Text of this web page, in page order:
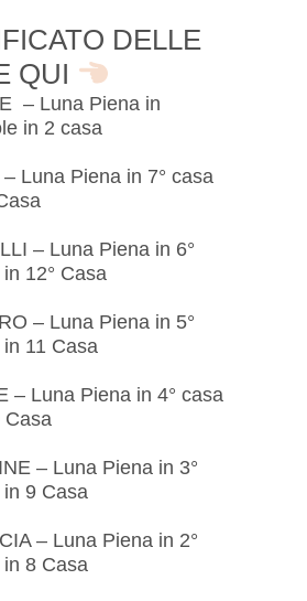
DELLE
QUI
– Luna Piena in
in 2 casa
Luna Piena in 7° casa
– Luna Piena in 6°
12° Casa
– Luna Piena in 5°
11 Casa
– Luna Piena in 4° casa
Casa
– Luna Piena in 3°
9 Casa
– Luna Piena in 2°
8 Casa